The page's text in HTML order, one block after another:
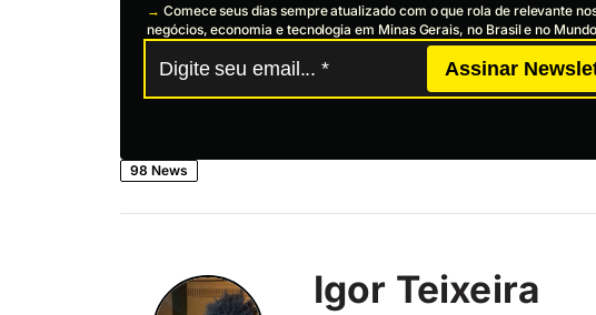
→ Comece seus dias sempre atualizado com o que rola de relevante
negócios, economia e tecnologia em Minas Gerais, no Brasil e no
Assinar
98 News
Igor Teixeira